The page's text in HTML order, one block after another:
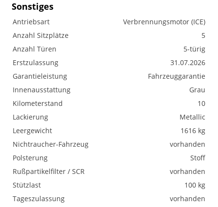
Sonstiges
Antriebsart
Verbrennungsmotor (ICE)
Anzahl Sitzplätze
5
Anzahl Türen
5-türig
Erstzulassung
31.07.2026
Garantieleistung
Fahrzeuggarantie
Innenausstattung
Grau
Kilometerstand
10
Lackierung
Metallic
Leergewicht
1616 kg
Nichtraucher-Fahrzeug
vorhanden
Polsterung
Stoff
Rußpartikelfilter / SCR
vorhanden
Stützlast
100 kg
Tageszulassung
vorhanden